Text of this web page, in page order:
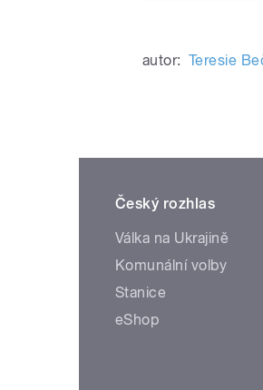
autor: Teresie
Český rozhlas
Válka na Ukrajině
Komunální volby
Stanice
eShop